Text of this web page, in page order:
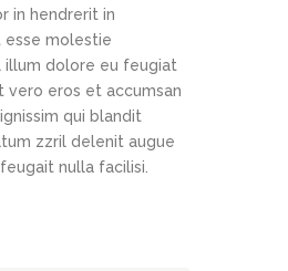
in hendrerit in
molestie
illum dolore eu feugiat
vero eros et accumsan
qui blandit
zzril delenit augue
nulla facilisi.